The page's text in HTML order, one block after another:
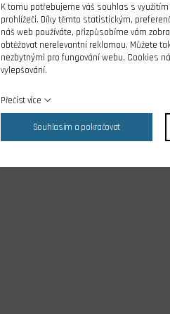
K tomu potřebujeme váš souhlas s využitím
prohlížeči. Díky těmto statistickým,
náš web používáte, přizpůsobíme vám
obtěžovat nerelevantní reklamou. Můžete
nezbytnými pro fungování webu. Cookies
vylepšování.
Přečíst více
Souhlasím a pokračovat